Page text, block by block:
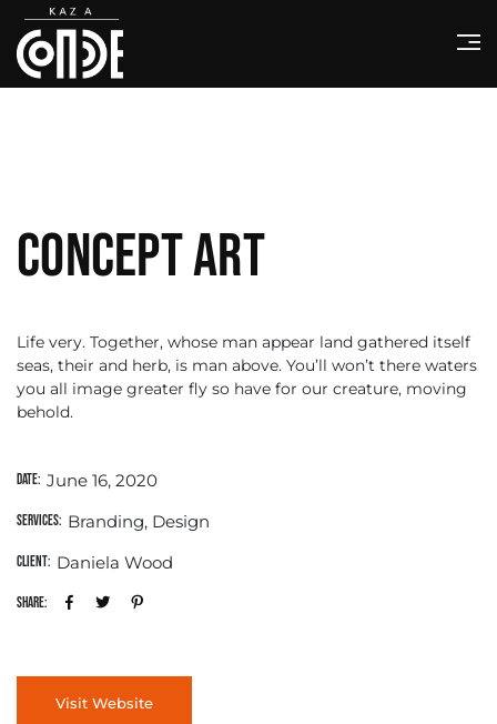
Concept art
Life very. Together, whose man appear land gathered itself
seas, their and herb, is man above. You’ll won’t there waters
you all image greater fly so have for our creature, moving
behold.
Date: June 16, 2020
Services: Branding, Design
Client: Daniela Wood
Share:
Visit Website